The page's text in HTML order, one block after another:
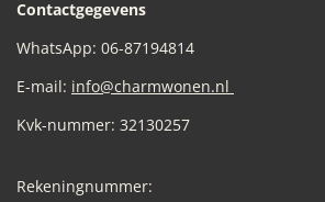
Contactgegevens
WhatsApp: 06-87194814
E-mail: info@charmwonen.nl
Kvk-nummer: 32130257
Rekeningnummer: